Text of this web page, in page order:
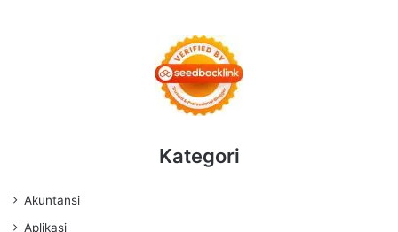
Kategori
Akuntansi
Aplikasi